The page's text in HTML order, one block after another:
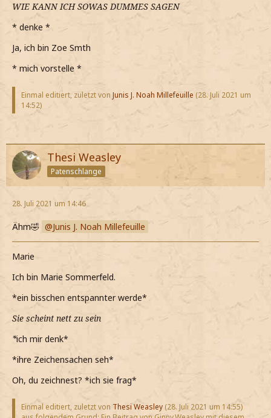
WIE KANN ICH SOWAS DUMMES SAGEN
* denke *
Ja, ich bin Zoe Smth
* mich vorstelle *
Einmal editiert, zuletzt von Junis J. Noah Millefeuille (28. Juli 2021 um
14:52)
Thesi Weasley
Patenschlange
28. Juli 2021 um 14:46
Ähm🤣 Junis J. Noah Millefeuille
Marie
Ich bin Marie Sommerfeld.
*ein bisschen entspannter werde*
Sie scheint nett zu sein
*ich mir denk*
*ihre Zeichensachen seh*
Oh, du zeichnest? *ich sie frag*
Einmal editiert, zuletzt von Thesi Weasley (28. Juli 2021 um 14:55)